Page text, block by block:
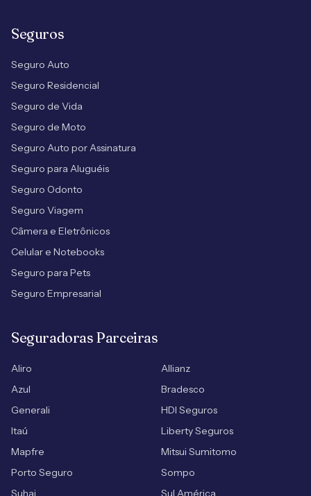
Seguros
Seguro Auto
Seguro Residencial
Seguro de Vida
Seguro de Moto
Seguro Auto por Assinatura
Seguro para Aluguéis
Seguro Odonto
Seguro Viagem
Câmera e Eletrônicos
Celular e Notebooks
Seguro para Pets
Seguro Empresarial
Seguradoras Parceiras
Aliro
Allianz
Azul
Bradesco
Generali
HDI Seguros
Itaú
Liberty Seguros
Mapfre
Mitsui Sumitomo
Porto Seguro
Sompo
Suhai
Sul América